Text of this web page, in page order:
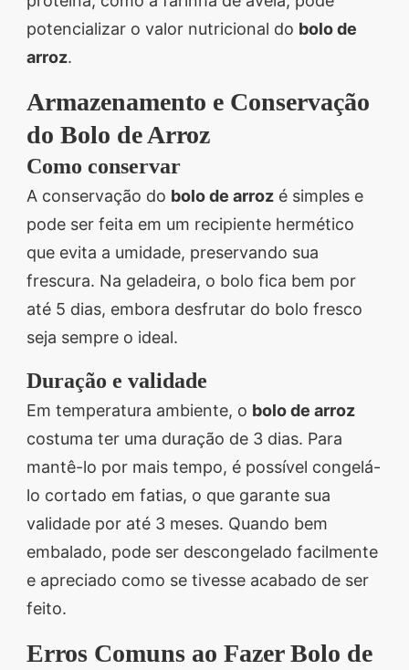
potencializar o valor nutricional do bolo de
arroz.
Armazenamento e Conservação
do Bolo de Arroz
Como conservar
A conservação do bolo de arroz é simples e
pode ser feita em um recipiente hermético
que evita a umidade, preservando sua
frescura. Na geladeira, o bolo fica bem por
até 5 dias, embora desfrutar do bolo fresco
seja sempre o ideal.
Duração e validade
Em temperatura ambiente, o bolo de arroz
costuma ter uma duração de 3 dias. Para
mantê-lo por mais tempo, é possível congelá-
lo cortado em fatias, o que garante sua
validade por até 3 meses. Quando bem
embalado, pode ser descongelado facilmente
e apreciado como se tivesse acabado de ser
feito.
Erros Comuns ao Fazer Bolo de